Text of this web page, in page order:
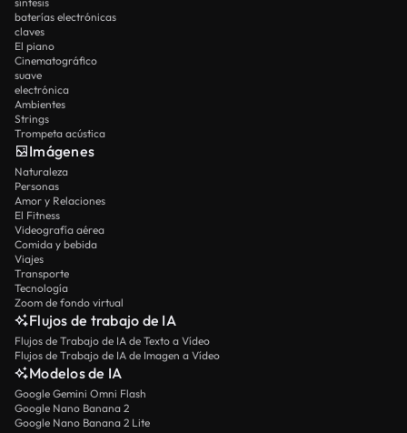
baterías electrónicas
claves
El piano
Cinematográfico
suave
electrónica
Ambientes
Strings
Trompeta acústica
Imágenes
Naturaleza
Personas
Amor y Relaciones
El Fitness
Videografía aérea
Comida y bebida
Viajes
Transporte
Tecnología
Zoom de fondo virtual
Flujos de trabajo de IA
Flujos de Trabajo de IA de Texto a Vídeo
Flujos de Trabajo de IA de Imagen a Vídeo
Modelos de IA
Google Gemini Omni Flash
Google Nano Banana 2
Google Nano Banana 2 Lite